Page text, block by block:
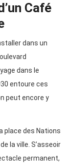
Café
dans un
dans le
entoure ces
peut encore y
place des Nations
la ville. S’asseoir
permanent,